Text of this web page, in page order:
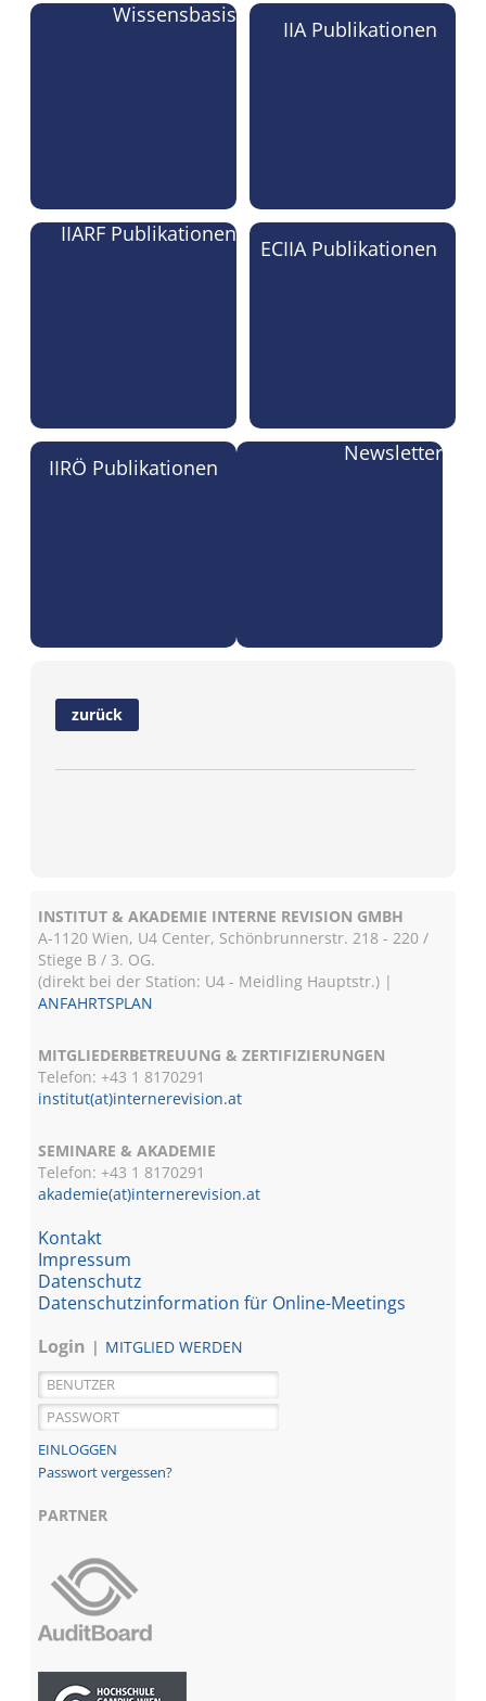
Wissensbasis
IIA Publikationen
IIARF Publikationen
ECIIA Publikationen
IIRÖ Publikationen
Newsletter
zurück
INSTITUT & AKADEMIE INTERNE REVISION GMBH
A-1120 Wien, U4 Center, Schönbrunnerstr. 218 - 220 /
Stiege B / 3. OG.
(direkt bei der Station: U4 - Meidling Hauptstr.) |
ANFAHRTSPLAN
MITGLIEDERBETREUUNG & ZERTIFIZIERUNGEN
Telefon: +43 1 8170291
institut(at)internerevision.at
SEMINARE & AKADEMIE
Telefon: +43 18170291
akademie(at)internerevision.at
Kontakt
Impressum
Datenschutz
Datenschutzinformation für Online-Meetings
Login
MITGLIED WERDEN
Passwort vergessen?
PARTNER